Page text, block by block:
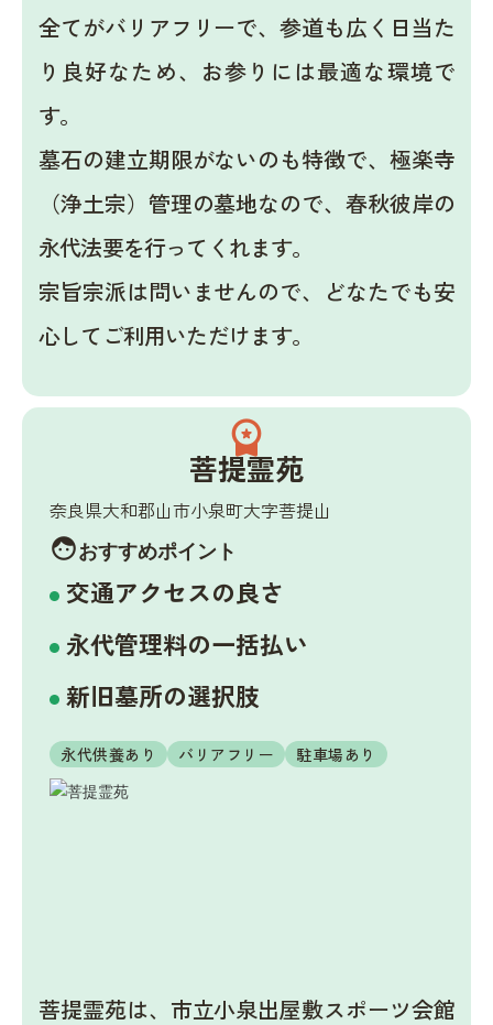
全てがバリアフリーで、参道も広く日当た
り良好なため、お参りには最適な環境で
す。
墓石の建立期限がないのも特徴で、極楽寺
（浄土宗）管理の墓地なので、春秋彼岸の
永代法要を行ってくれます。
宗旨宗派は問いませんので、どなたでも安
心してご利用いただけます。
workspace_premium
菩提霊苑
奈良県大和郡山市小泉町大字菩提山
face おすすめポイント
交通アクセスの良さ
永代管理料の一括払い
新旧墓所の選択肢
永代供養あり バリアフリー 駐車場あり
菩提霊苑は、市立小泉出屋敷スポーツ会館